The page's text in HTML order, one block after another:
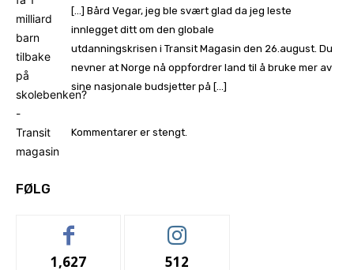
[…] Bård Vegar, jeg ble svært glad da jeg leste
innlegget ditt om den globale
utdanningskrisen i Transit Magasin den 26.august. Du
nevner at Norge nå oppfordrer land til å bruke mer av
sine nasjonale budsjetter på […]
Kommentarer er stengt.
FØLG
1,627 512